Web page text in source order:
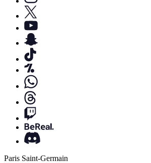
Paris Saint-Germain